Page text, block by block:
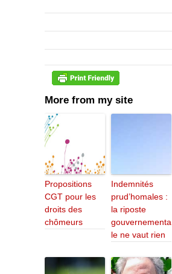
More from my site
Propositions
CGT pour les
droits des
chômeurs
Indemnités
prud’homales :
la riposte
gouvernementa
le ne vaut rien